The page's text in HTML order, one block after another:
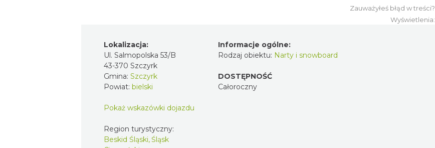
Zauważyłeś błąd w treści?
Wyświetlenia:
Lokalizacja:
Ul. Salmopolska 53/B
43-370 Szczyrk
Gmina: Szczyrk
Powiat: bielski
Pokaż wskazówki dojazdu
Region turystyczny:
Beskid Śląski, Śląsk
Informacje ogólne:
Rodzaj obiektu: Narty i snowboard
DOSTĘPNOŚĆ
Całoroczny